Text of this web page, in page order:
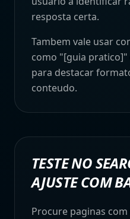
resposta certa.
Tambem vale usar
como "[guia pratico]"
para destacar
conteudo.
TESTE NO
AJUSTE COM
Procure paginas